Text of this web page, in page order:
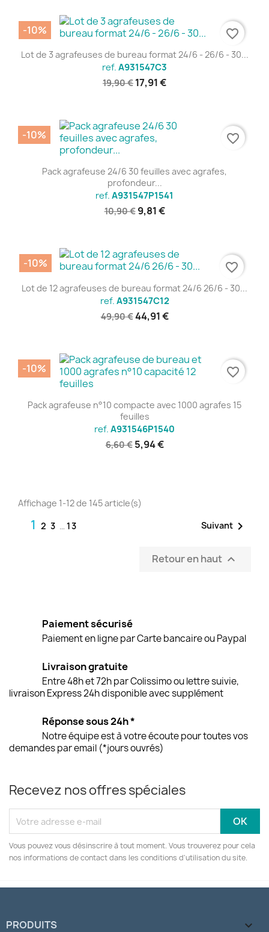
Lot de 3 agrafeuses de bureau format 24/6 - 26/6 - 30...
ref. A931547C3
19,90 € 17,91 €
-10% favorite_border
Pack agrafeuse 24/6 30 feuilles avec agrafes,
profondeur...
ref. A931547P1541
10,90 € 9,81 €
-10% favorite_border
Lot de 12 agrafeuses de bureau format 24/6 26/6 - 30...
ref. A931547C12
49,90 €44,91 €
-10% favorite_border
Pack agrafeuse n°10 compacte avec 1000 agrafes 15
feuilles
ref. A931546P1540
6,60 € 5,94 €
-10% favorite_border
Affichage 1-12 de 145 article(s)
1 2 3 … 13 Suivant 
Retour en haut 
Paiement sécurisé
Paiement en ligne par Carte bancaire ou Paypal
Livraison gratuite
Entre 48h et 72h par Colissimo ou lettre suivie,
livraison Express 24h disponible avec supplément
Réponse sous 24h *
Notre équipe est à votre écoute pour toutes vos
demandes par email (*jours ouvrés)
Recevez nos offres spéciales
Vous pouvez vous désinscrire à tout moment. Vous trouverez pour cela
nos informations de contact dans les conditions d'utilisation du site.
PRODUITS 